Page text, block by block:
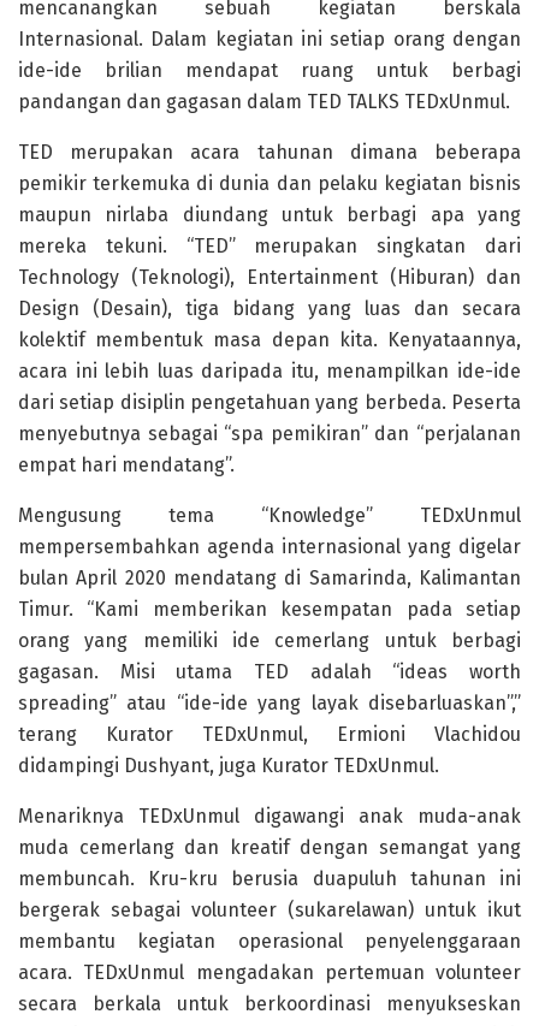
mencanangkan sebuah kegiatan berskala
Internasional. Dalam kegiatan ini setiap orang dengan
ide-ide brilian mendapat ruang untuk berbagi
pandangan dan gagasan dalam TED TALKS TEDxUnmul.
TED merupakan acara tahunan dimana beberapa
pemikir terkemuka di dunia dan pelaku kegiatan bisnis
maupun nirlaba diundang untuk berbagi apa yang
mereka tekuni. “TED” merupakan singkatan dari
Technology (Teknologi), Entertainment (Hiburan) dan
Design (Desain), tiga bidang yang luas dan secara
kolektif membentuk masa depan kita. Kenyataannya,
acara ini lebih luas daripada itu, menampilkan ide-ide
dari setiap disiplin pengetahuan yang berbeda. Peserta
menyebutnya sebagai “spa pemikiran” dan “perjalanan
empat hari mendatang”.
Mengusung tema “Knowledge” TEDxUnmul
mempersembahkan agenda internasional yang digelar
bulan April 2020 mendatang di Samarinda, Kalimantan
Timur. “Kami memberikan kesempatan pada setiap
orang yang memiliki ide cemerlang untuk berbagi
gagasan. Misi utama TED adalah “ideas worth
spreading” atau “ide-ide yang layak disebarluaskan”,”
terang Kurator TEDxUnmul, Ermioni Vlachidou
didampingi Dushyant, juga Kurator TEDxUnmul.
Menariknya TEDxUnmul digawangi anak muda-anak
muda cemerlang dan kreatif dengan semangat yang
membuncah. Kru-kru berusia duapuluh tahunan ini
bergerak sebagai volunteer (sukarelawan) untuk ikut
membantu kegiatan operasional penyelenggaraan
acara. TEDxUnmul mengadakan pertemuan volunteer
secara berkala untuk berkoordinasi menyukseskan